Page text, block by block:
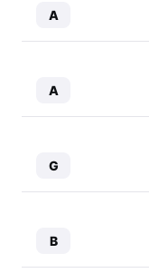
A
A
G
B